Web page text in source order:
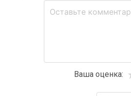
Ваша оценка: